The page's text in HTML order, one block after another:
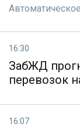
16:30
ЗабЖД
перевозок
16:07